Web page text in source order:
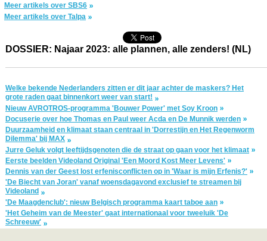
Meer artikels over SBS6
Meer artikels over Talpa
DOSSIER: Najaar 2023: alle plannen, alle zenders! (NL)
Welke bekende Nederlanders zitten er dit jaar achter de maskers? Het
grote raden gaat binnenkort weer van start!
Nieuw AVROTROS-programma 'Bouwer Power' met Soy Kroon
Docuserie over hoe Thomas en Paul weer Acda en De Munnik werden
Duurzaamheid en klimaat staan centraal in 'Dorrestijn en Het Regenworm
Dilemma' bij MAX
Jurre Geluk volgt leeftijdsgenoten die de straat op gaan voor het klimaat
Eerste beelden Videoland Original 'Een Moord Kost Meer Levens'
Dennis van der Geest lost erfenisconflicten op in 'Waar is mijn Erfenis?'
'De Biecht van Joran' vanaf woensdagavond exclusief te streamen bij
Videoland
'De Maagdenclub': nieuw Belgisch programma kaart taboe aan
'Het Geheim van de Meester' gaat internationaal voor tweeluik 'De
Schreeuw'